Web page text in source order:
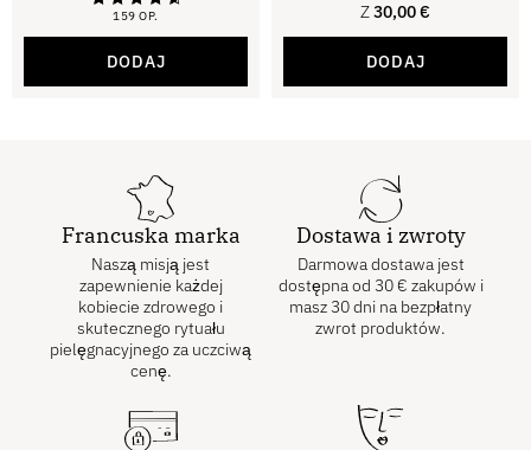
159 OP.
Ocena
DODAJ
Z30,00€
DODAJ
Francuska marka
Naszą misją jest
zapewnienie każdej
kobiecie zdrowego i
skutecznego rytuału
pielęgnacyjnego za uczciwą
cenę.
Dostawa i zwroty
Darmowa dostawa jest
dostępna od 30 € zakupów i
masz 30 dni na bezpłatny
zwrot produktów.